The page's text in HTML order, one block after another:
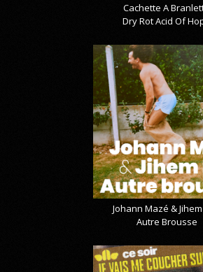
Cachette A
Dry Rot Acid Of
Johann Mazé &
Autre Brousse